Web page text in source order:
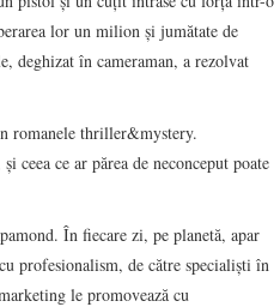
lor un milion şi jumătate de
deghizat în cameraman, a rezolvat
romanele thriller&mystery.
ce ar părea de neconceput poate
În fiecare zi, pe planetă, apar
profesionalism, de către specialişti în
le promovează cu